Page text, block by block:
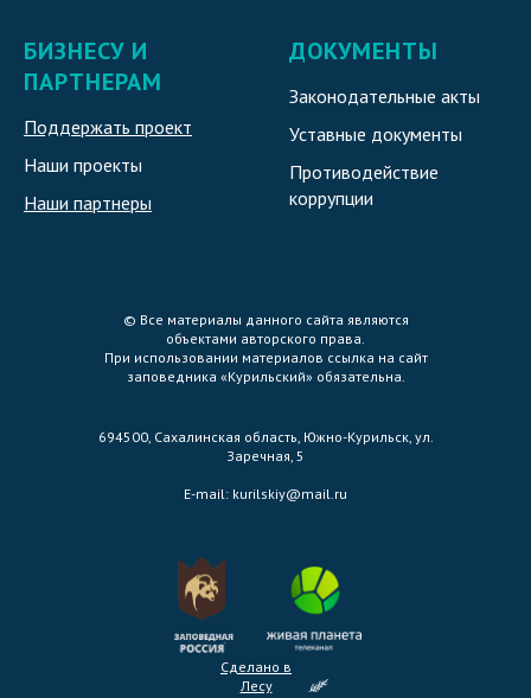
БИЗНЕСУ И
ПАРТНЕРАМ
Поддержать проект
Наши проекты
Наши партнеры
ДОКУМЕНТЫ
Законодательные акты
Уставные документы
Противодействие
коррупции
Сделано в
Лесу
© Все материалы данного сайта являются
объектами авторского права.
При использовании материалов ссылка на сайт
заповедника «Курильский» обязательна.
694500, Сахалинская область, Южно-Курильск, ул.
Заречная, 5
E-mail: kurilskiy@mail.ru